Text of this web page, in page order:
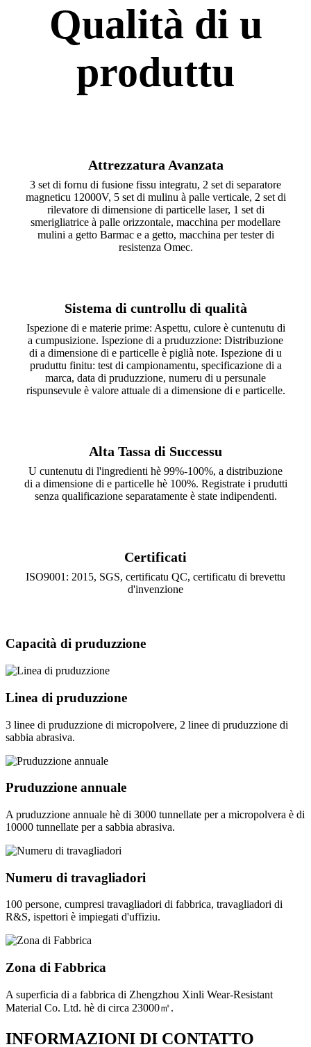
Qualità di u
produttu
Attrezzatura Avanzata
3 set di fornu di fusione fissu integratu, 2 set di separatore
magneticu 12000V, 5 set di mulinu à palle verticale, 2 set di
rilevatore di dimensione di particelle laser, 1 set di
smerigliatrice à palle orizzontale, macchina per modellare
mulini a getto Barmac e a getto, macchina per tester di
resistenza Omec.
Sistema di cuntrollu di qualità
Ispezione di e materie prime: Aspettu, culore è cuntenutu di
a cumpusizione. Ispezione di a pruduzzione: Distribuzione
di a dimensione di e particelle è piglià note. Ispezione di u
pruduttu finitu: test di campionamentu, specificazione di a
marca, data di pruduzzione, numeru di u persunale
rispunsevule è valore attuale di a dimensione di e particelle.
Alta Tassa di Successu
U cuntenutu di l'ingredienti hè 99%-100%, a distribuzione
di a dimensione di e particelle hè 100%. Registrate i prudutti
senza qualificazione separatamente è state indipendenti.
Certificati
ISO9001: 2015, SGS, certificatu QC, certificatu di brevettu
d'invenzione
Capacità di pruduzzione
Linea di pruduzzione
3 linee di pruduzzione di micropolvere, 2 linee di pruduzzione di
sabbia abrasiva.
Pruduzzione annuale
A pruduzzione annuale hè di 3000 tunnellate per a micropolvera è di
10000 tunnellate per a sabbia abrasiva.
Numeru di travagliadori
100 persone, cumpresi travagliadori di fabbrica, travagliadori di
R&S, ispettori è impiegati d'uffiziu.
Zona di Fabbrica
A superficia di a fabbrica di Zhengzhou Xinli Wear-Resistant
Material Co. Ltd. hè di circa 23000㎡.
INFORMAZIONI DI CONTATTO